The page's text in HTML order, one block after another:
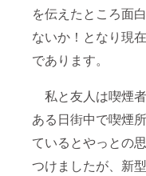
を伝えたところ面
ないか！となり現
であります。
私と友人は喫煙者
ある日街中で喫煙
ているとやっとの
つけましたが、新